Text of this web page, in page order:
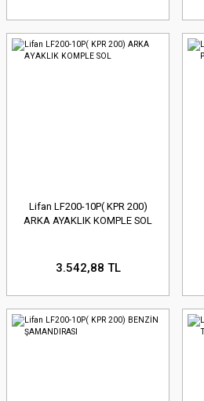
Lifan LF200-10P( KPR 200)
ARKA AYAKLIK KOMPLE SOL
3.542,88 TL